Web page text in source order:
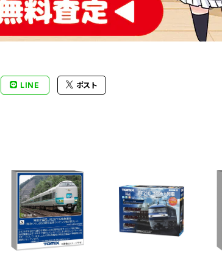
LINE ポスト